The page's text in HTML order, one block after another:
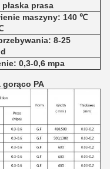
płaska prasa
maszyny: 140 ℃
8-25
0,3-0,6 mpa
PA